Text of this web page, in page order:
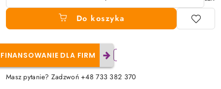
Do koszyka
FINANSOWANIE DLA FIRM
Masz pytanie? Zadzwoń +48 733 382 370